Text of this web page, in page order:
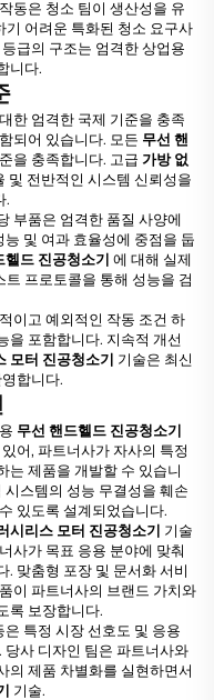
동은 청소 팀이 생산성을 유
어려운 특화된 청소 요구사
급의 구조는 엄격한 상업용
니다.
한 엄격한 국제 기준을 충족
되어 있습니다. 모든 무선 핸
을 충족합니다. 고급 가방 없
및 전반적인 시스템 신뢰성을
.
부품은 엄격한 품질 사양에
및 여과 효율성에 중점을 둡
헬드 진공청소기 에 대해 실제
프로토콜을 통해 성능을 검
이고 예외적인 작동 조건 하
을 포함합니다. 지속적 개선
모터 진공청소기 기술은 최신
합니다.
무선 핸드헬드 진공청소기
어, 파트너사가 자사의 특정
는 제품을 개발할 수 있습니
시스템의 성능 무결성을 훼손
있도록 설계되었습니다.
시리스 모터 진공청소기 기술
사가 목표 응용 분야에 맞춰
. 맞춤형 포장 및 문서화 서비
이 파트너사의 브랜드 가치와
록 보장합니다.
특정 시장 선호도 및 응용
사 디자인 팀은 파트너사와
의 제품 차별화를 실현하면서
기술.